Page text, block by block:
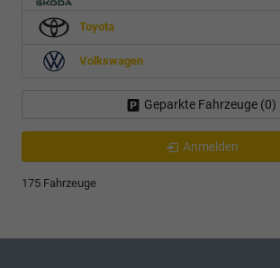
Toyota
Volkswagen
Geparkte Fahrzeuge (0)
Anmelden
175 Fahrzeuge